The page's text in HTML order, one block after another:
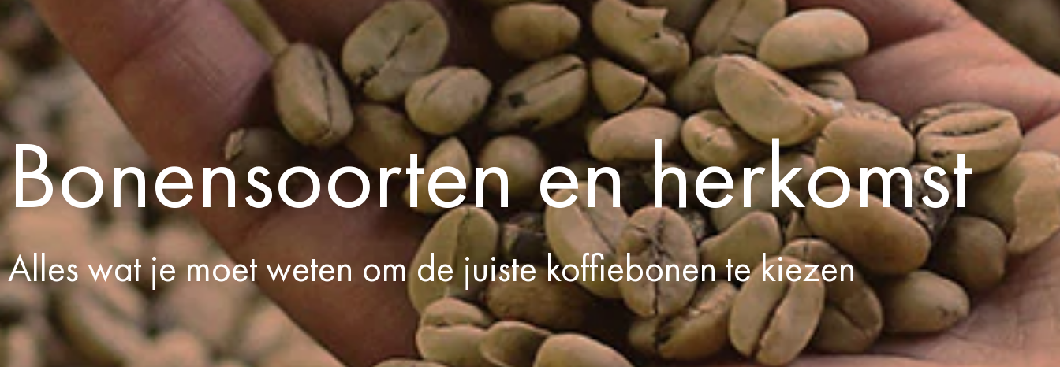
Bonensoorten en herkomst
Alles wat je moet weten om de juiste koffiebonen te kiezen